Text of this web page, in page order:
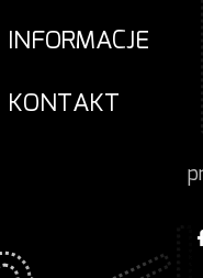
INFORMACJE
KONTAKT